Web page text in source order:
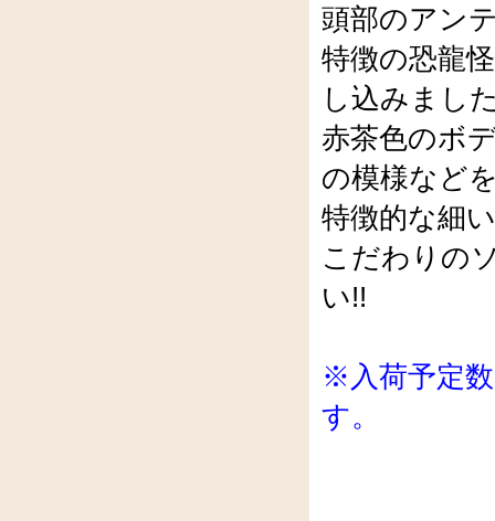
頭部のアン
特徴の恐龍
し込みまし
赤茶色のボ
の模様など
特徴的な細
こだわりの
い!!
※入荷予定
す。